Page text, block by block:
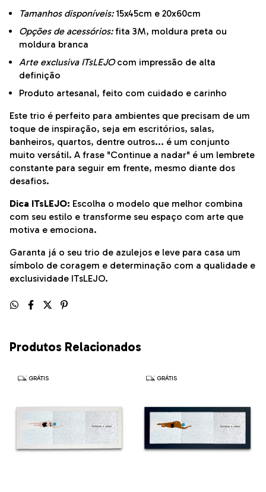
Tamanhos disponíveis:15x45cm e 20x60cm
Opções de acessórios:fita 3M, moldura preta ou
moldura branca
Arte exclusiva ITsLEJOcom impressão de alta
definição
Produto artesanal, feito com cuidado e carinho
Este trio é perfeito para ambientes que precisam de um
toque de inspiração, seja em escritórios, salas,
banheiros, quartos, dentre outros... é um conjunto
muito versátil. A frase "Continue a nadar" é um lembrete
constante para seguir em frente, mesmo diante dos
desafios.
Dica ITsLEJO: Escolha o modelo que melhor combina
com seu estilo e transforme seu espaço com arte que
motiva e emociona.
Garanta já o seu trio de azulejos e leve para casa um
símbolo de coragem e determinação com a qualidade e
exclusividade ITsLEJO.
Produtos Relacionados
GRÁTIS GRÁTIS